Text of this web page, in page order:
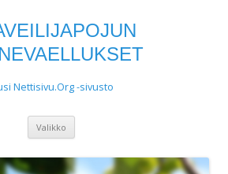
Nettisivu.Org -sivusto
Valikko